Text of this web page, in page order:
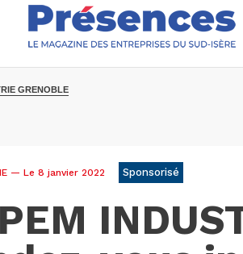
GRENOBLE
— Le 8 janvier 2022 Sponsorisé